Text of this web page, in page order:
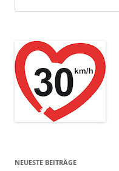
nach:
NEUESTE BEITRÄGE